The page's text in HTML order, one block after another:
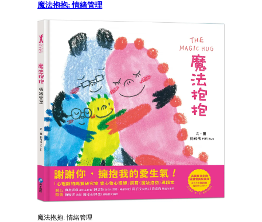
魔法抱抱: 情緒管理
魔法抱抱: 情緒管理